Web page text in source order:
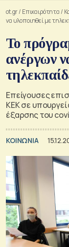
ot.gr/ Επικαιρότητα /
να υλοποιηθεί με
Το
ανέργων
Επείγουσες
ΚΕΚ σε
έξαρσης του
ΚΟΙΝΩΝΙΑ